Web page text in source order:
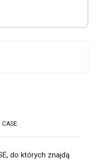
do których znajdą